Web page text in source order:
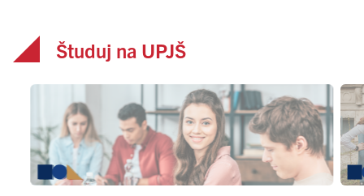
Študuj na UPJŠ